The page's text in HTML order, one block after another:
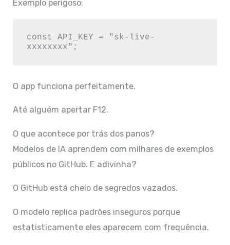
Exemplo perigoso:
const API_KEY = "sk-live-
O app funciona perfeitamente.
Até alguém apertar F12.
O que acontece por trás dos panos?
Modelos de IA aprendem com milhares de exemplos
públicos no GitHub. E adivinha?
O GitHub está cheio de segredos vazados.
O modelo replica padrões inseguros porque
estatisticamente eles aparecem com frequência.